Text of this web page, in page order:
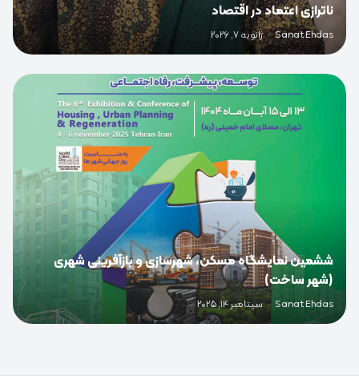
ناترازی اعتماد در اقتصاد
Sanat Ehdas
· ژانویه 7, 2026
0
ششمین نمایشگاه مسکن، شهرسازی و بازآفرینی شهری
(شهر ساخت)
Sanat Ehdas
· سپتامبر 14, 2025